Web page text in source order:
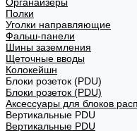
Полки
Уголки направляющие
Фальш-панели
Шины заземления
Щеточные вводы
Колокейшн
Блоки розеток (PDU)
Блоки розеток (PDU)
Аксессуары для блоков
Вертикальные PDU
Вертикальные PDU